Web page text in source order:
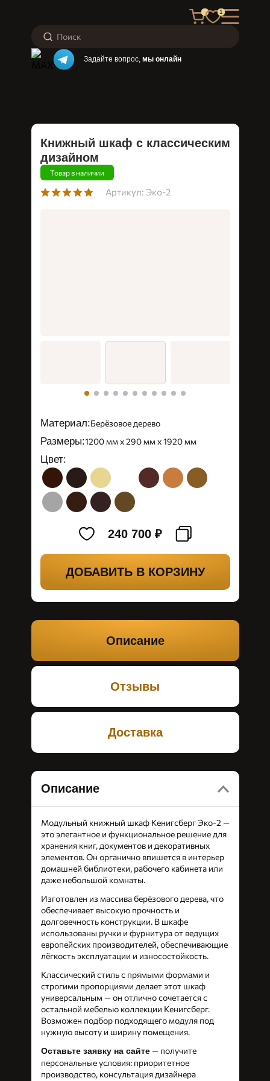
1
Задайте вопрос, мы онлайн
Книжный шкаф с классическим
дизайном
Товар в наличии
Артикул: Эко-2
Материал:Берёзовое дерево
Размеры:1200 мм х 290 мм х 1920 мм
Цвет:
240 700₽
ДОБАВИТЬ В КОРЗИНУ
Описание
Отзывы
Доставка
Описание
Модульный книжный шкаф Кенигсберг Эко-2 —
это элегантное и функциональное решение для
хранения книг, документов и декоративных
элементов. Он органично впишется в интерьер
домашней библиотеки, рабочего кабинета или
даже небольшой комнаты.
Изготовлен из массива берёзового дерева, что
обеспечивает высокую прочность и
долговечность конструкции. В шкафе
использованы ручки и фурнитура от ведущих
европейских производителей, обеспечивающие
лёгкость эксплуатации и износостойкость.
Классический стиль с прямыми формами и
строгими пропорциями делает этот шкаф
универсальным — он отлично сочетается с
остальной мебелью коллекции Кенигсберг.
Возможен подбор подходящего модуля под
нужную высоту и ширину помещения.
Оставьте заявку на сайте— получите
персональные условия: приоритетное
производство, консультация дизайнера